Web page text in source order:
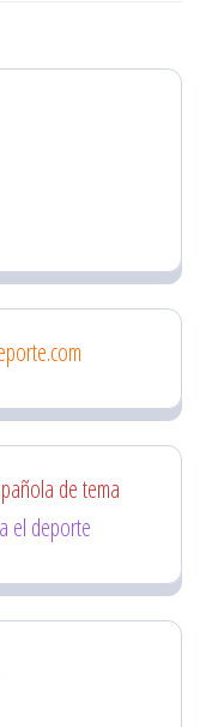
de tema
el deporte